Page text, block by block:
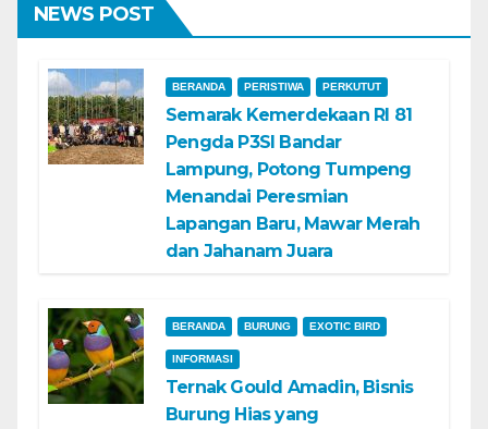
NEWS POST
BERANDA PERISTIWA PERKUTUT
Semarak Kemerdekaan RI 81
Pengda P3SI Bandar
Lampung, Potong Tumpeng
Menandai Peresmian
Lapangan Baru, Mawar Merah
dan Jahanam Juara
BERANDA BURUNG EXOTIC BIRD
INFORMASI
Ternak Gould Amadin, Bisnis
Burung Hias yang